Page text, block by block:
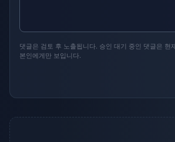
댓글은 검토 후 노출됩니다. 승인 대기 중인 댓글은 현
본인에게만 보입니다.